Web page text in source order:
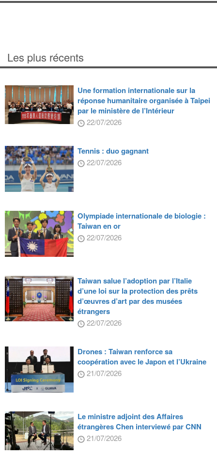
Les plus récents
Une formation internationale sur la
réponse humanitaire organisée à Taipei
par le ministère de l’Intérieur
22/07/2026
Tennis : duo gagnant
22/07/2026
Olympiade internationale de biologie :
Taiwan en or
22/07/2026
Taiwan salue l’adoption par l’Italie
d’une loi sur la protection des prêts
d’œuvres d’art par des musées
étrangers
22/07/2026
Drones : Taiwan renforce sa
coopération avec le Japon et l’Ukraine
21/07/2026
Le ministre adjoint des Affaires
étrangères Chen interviewé par CNN
21/07/2026